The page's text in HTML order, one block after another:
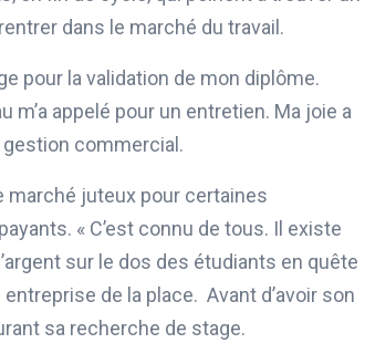
dans le marché du travail.
pour la validation de mon diplôme.
m’a appelé pour un entretien. Ma joie a
commercial.
marché juteux pour certaines
« C’est connu de tous. Il existe
sur le dos des étudiants en quête
de la place. Avant d’avoir son
sa recherche de stage.